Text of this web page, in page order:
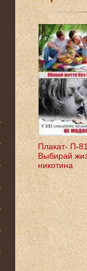
Плакат- П-
Выбирай
никотина